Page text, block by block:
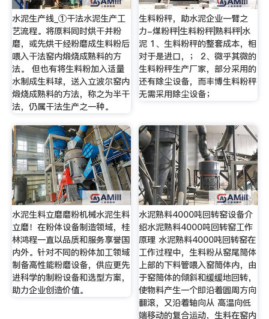
水泥生产线_①干法水泥生产工
艺流程。将原料同时烘干并粉
磨，或先烘干经粉磨成生料粉后
喂入干法窑内煅烧成熟料的方
法。 但也有将生料粉加入适量
水制成生料球，送入立波尔窑内
煅烧成熟料的方法，称之为半干
法，仍属干法生产之一种。
生料粉秤，助水泥企业一臂之
力-煤粉秤|生料粉秤|熟料秤|水
泥 1、生料粉秤的整套成本，相
对于是进口，； 2、微乎其微的
生料粉秤生产厂家，部分采用的
还有除尘设备，而丰博生料粉秤
无需采用除尘设备；
水泥生料立磨磨粉机械水泥生料
立磨！在粉体设备制造领域，桂
林鸿程一直以品质和服务享誉国
内外。针对不同的粉体加工领域
制备高性能粉磨设备，供应更先
进科学的制粉设备和选型方案，
助力企业创造价值。
水泥熟料4000吨回转窑设备介
绍水泥熟料4000吨回转窑工作
原理 水泥熟料4000吨回转窑在
工作过程中，生料粉从窑尾筒体
上部的下料管喂入窑筒体内，由
于窑筒体的倾斜和缓缓地回转，
使物料产生一个即沿着圆周方向
翻滚，又沿着轴向从 高温向低
端移动的复合运动，生料在窑内